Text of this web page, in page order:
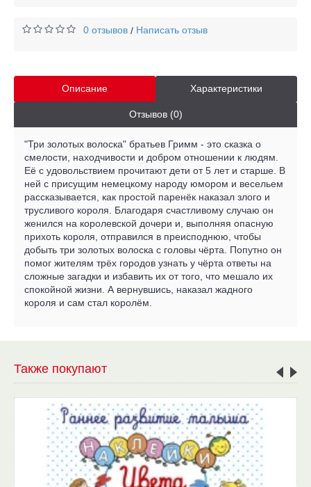
0 отзывов / Написать отзыв
Описание Характеристики
Отзывов (0)
"Три золотых волоска" братьев Гримм - это сказка о
смелости, находчивости и добром отношении к людям.
Её с удовольствием прочитают дети от 5 лет и старше. В
ней с присущим немецкому народу юмором и весельем
рассказывается, как простой паренёк наказал злого и
трусливого короля. Благодаря счастливому случаю он
женился на королевской дочери и, выполняя опасную
прихоть короля, отправился в преисподнюю, чтобы
добыть три золотых волоска с головы чёрта. Попутно он
помог жителям трёх городов узнать у чёрта ответы на
сложные загадки и избавить их от того, что мешало их
спокойной жизни. А вернувшись, наказал жадного
короля и сам стал королём.
Также покупают